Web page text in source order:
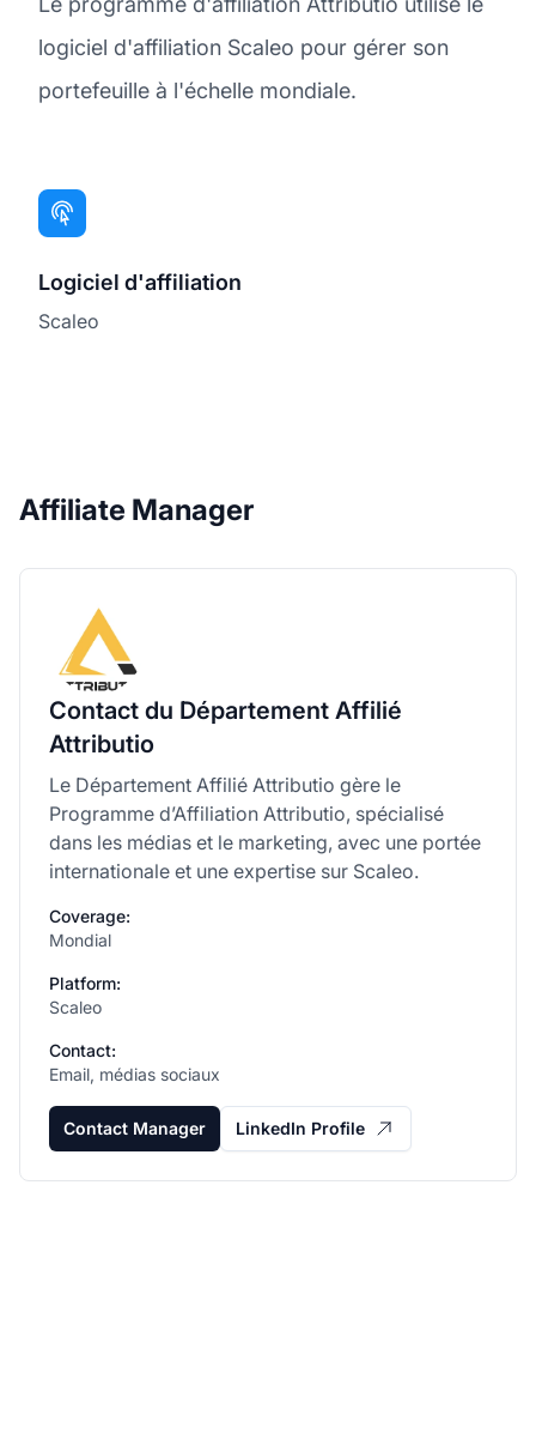
logiciel d'affiliation Scaleo pour gérer son
portefeuille à l'échelle mondiale.
Logiciel d'affiliation
Scaleo
Affiliate Manager
Contact du Département Affilié
Attributio
Le Département Affilié Attributio gère le
Programme d’Affiliation Attributio, spécialisé
dans les médias et le marketing, avec une portée
internationale et une expertise sur Scaleo.
Coverage:
Mondial
Platform:
Scaleo
Contact:
Email, médias sociaux
Contact Manager LinkedIn Profile